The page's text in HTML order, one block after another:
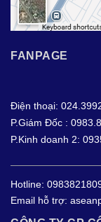
FANPAGE
Điện thoại:
P.Giám Đốc :
P.Kinh doanh 2:
Hotline:
Email hỗ trợ: